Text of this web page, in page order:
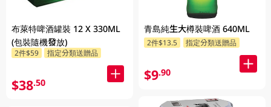
布萊特啤酒罐裝 12 X 330ML
(包裝隨機發放)
2件$59 指定分類送贈品
$38.50
青島純生大樽裝啤酒 640ML
2件$13.5 指定分類送贈品
$9.90